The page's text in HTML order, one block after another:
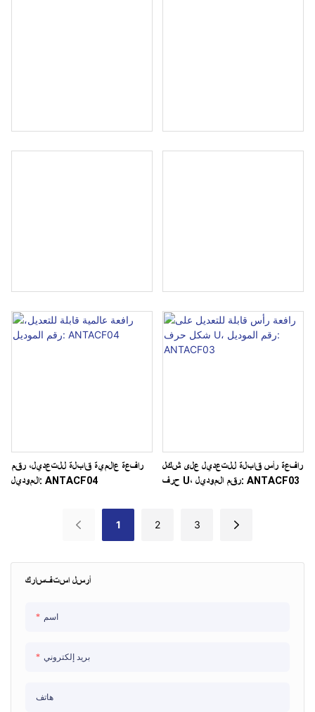
أرسل استفسارك
اسم
بريد إلكتروني
هاتف
رافعة عالمية قابلة للتعديل، رقم
الموديل: ANTACF04
رافعة رأس قابلة للتعديل على شكل
حرف U، رقم الموديل: ANTACF03
1 2 3